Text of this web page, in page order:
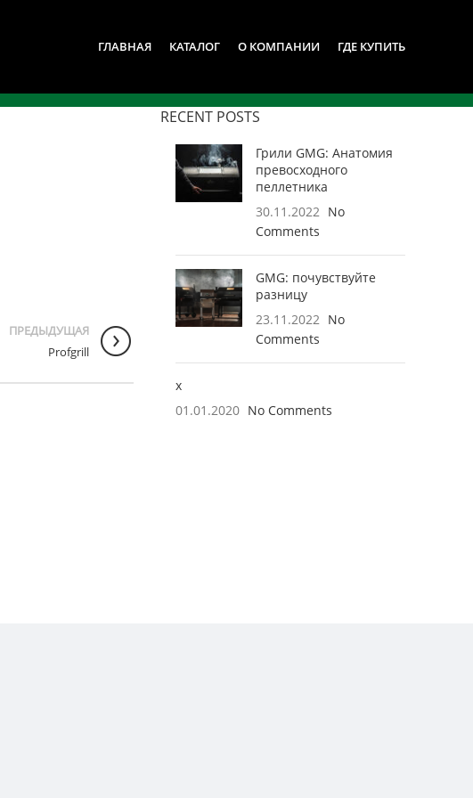
ГЛАВНАЯ КАТАЛОГ О КОМПАНИИ ГДЕ КУПИТЬ
ПРЕДЫДУЩАЯ
Profgrill
RECENT POSTS
Грили GMG: Анатомия
превосходного
пеллетника
30.11.2022 No
Comments
GMG: почувствуйте
разницу
23.11.2022 No
Comments
x
01.01.2020 No Comments